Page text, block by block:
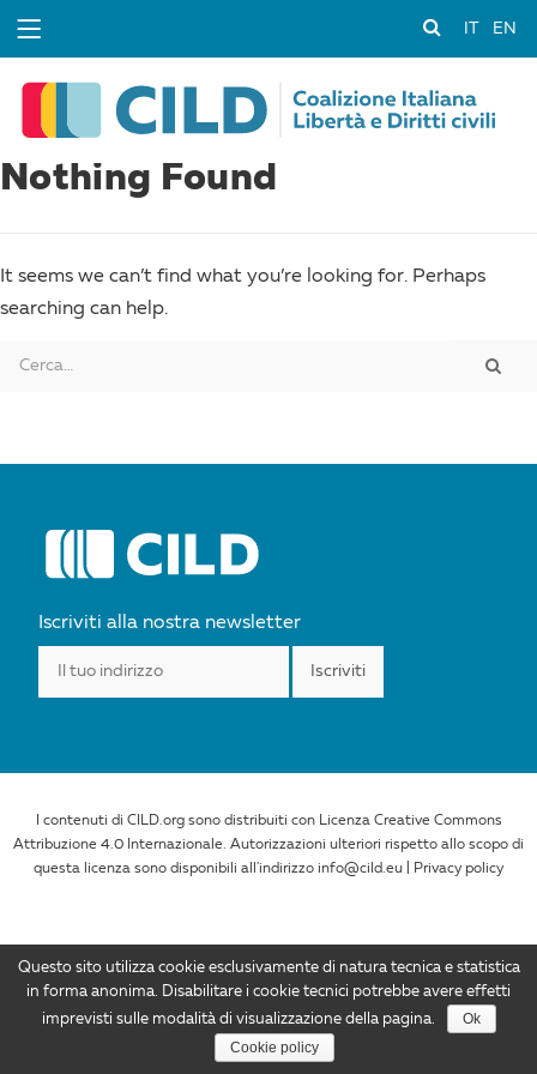
EN
Nothing Found
It seems we can’t find what you’re looking for. Perhaps
searching can help.
Iscriviti alla nostra newsletter
I contenuti di CILD.org sono distribuiti con Licenza Creative Commons
Attribuzione 4.0 Internazionale. Autorizzazioni ulteriori rispetto allo scopo di
questa licenza sono disponibili all'indirizzo info@cild.eu |
Privacy policy
Questo sito utilizza cookie esclusivamente di natura tecnica e statistica
in forma anonima. Disabilitare i cookie tecnici potrebbe avere effetti
imprevisti sulle modalità di visualizzazione della pagina.
Ok
Cookie policy